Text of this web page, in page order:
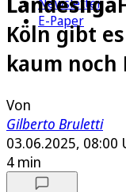
E-Paper
Köln gibt
kaum
Von
Gilberto Bruletti
03.06.2025, 08:00
4 min